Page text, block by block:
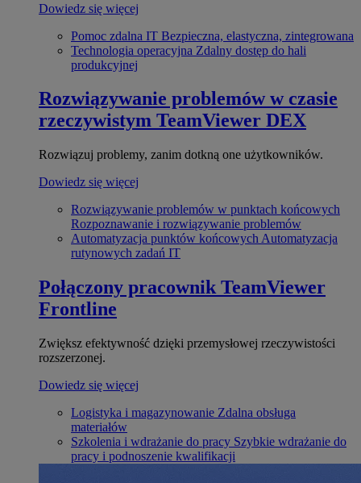
Dowiedz się więcej
Pomoc zdalna IT Bezpieczna, elastyczna, zintegrowana
Technologia operacyjna Zdalny dostęp do hali
produkcyjnej
Rozwiązywanie problemów w czasie
rzeczywistym TeamViewer DEX
Rozwiązuj problemy, zanim dotkną one użytkowników.
Dowiedz się więcej
Rozwiązywanie problemów w punktach końcowych
Rozpoznawanie i rozwiązywanie problemów
Automatyzacja punktów końcowych Automatyzacja
rutynowych zadań IT
Połączony pracownik TeamViewer
Frontline
Zwiększ efektywność dzięki przemysłowej rzeczywistości
rozszerzonej.
Dowiedz się więcej
Logistyka i magazynowanie Zdalna obsługa
materiałów
Szkolenia i wdrażanie do pracy Szybkie wdrażanie do
pracy i podnoszenie kwalifikacji